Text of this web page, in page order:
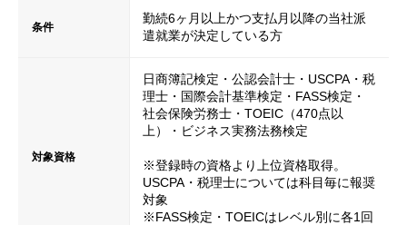
条件
勤続6ヶ月以上かつ支払月以降の当社派
遣就業が決定している方
対象資格
日商簿記検定・公認会計士・USCPA・税
理士・国際会計基準検定・FASS検定・
社会保険労務士・TOEIC（470点以
上）・ビジネス実務法務検定
※登録時の資格より上位資格取得。
USCPA・税理士については科目毎に報奨
対象
※FASS検定・TOEICはレベル別に各1回